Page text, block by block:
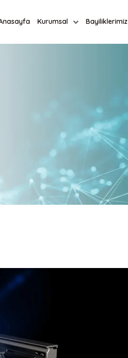
Kurumsal Bayiliklerimiz